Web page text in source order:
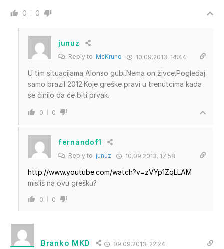
0 0
junuz
Reply to McKruno 10.09.2013. 14:44
U tim situacijama Alonso gubi.Nema on živce.Pogledaj
samo brazil 2012.Koje greške pravi u trenutcima kada
se činilo da će biti prvak.
0 0
fernandof1
Reply to junuz 10.09.2013. 17:58
http://www.youtube.com/watch?v=zVYp1ZqLLAM
misliš na ovu grešku?
0 0
Branko MKD 09.09.2013. 22:24